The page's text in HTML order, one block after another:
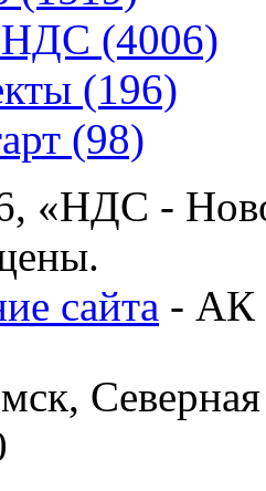
(4006)
(196)
(98)
«НДС -
сайта - АК